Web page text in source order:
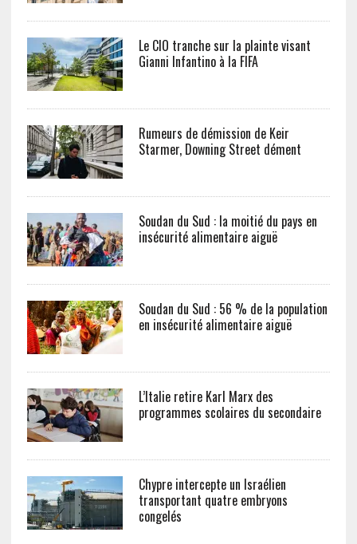
Le CIO tranche sur la plainte visant
Gianni Infantino à la FIFA
Rumeurs de démission de Keir
Starmer, Downing Street dément
Soudan du Sud : la moitié du pays en
insécurité alimentaire aiguë
Soudan du Sud : 56 % de la population
en insécurité alimentaire aiguë
L’Italie retire Karl Marx des
programmes scolaires du secondaire
Chypre intercepte un Israélien
transportant quatre embryons
congelés